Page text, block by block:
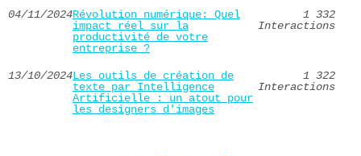
04/11/2024Révolution numérique: Quel
impact réel sur la
productivité de votre
entreprise ?
1 332
Interactions
13/10/2024Les outils de création de
texte par Intelligence
Artificielle : un atout pour
les designers d'images
1 322
Interactions